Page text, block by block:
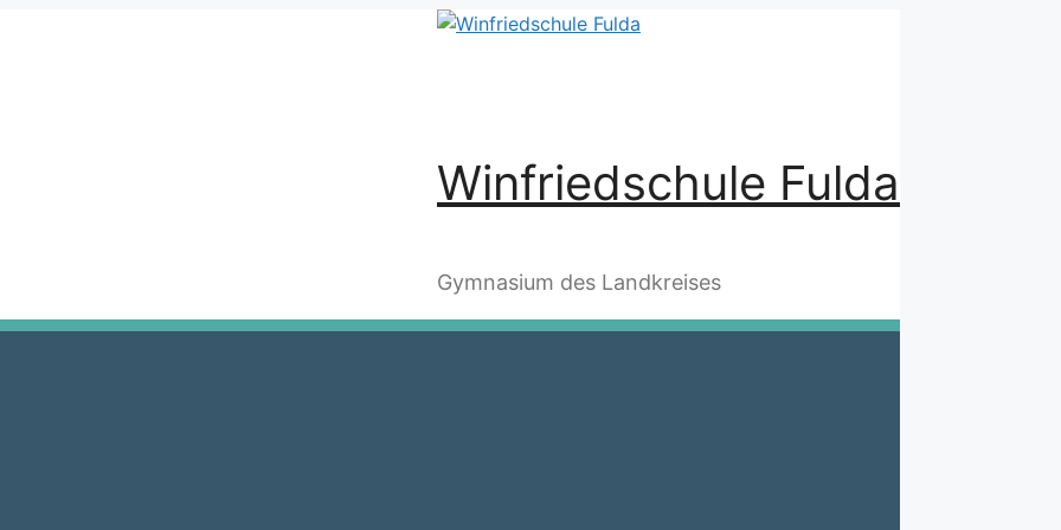
Winfriedschule Fulda
Gymnasium des Landkreises